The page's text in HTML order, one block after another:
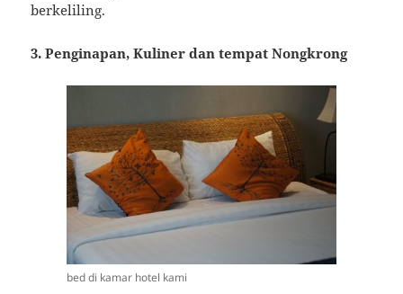
berkeliling.
3. Penginapan, Kuliner dan tempat Nongkrong
bed di kamar hotel kami